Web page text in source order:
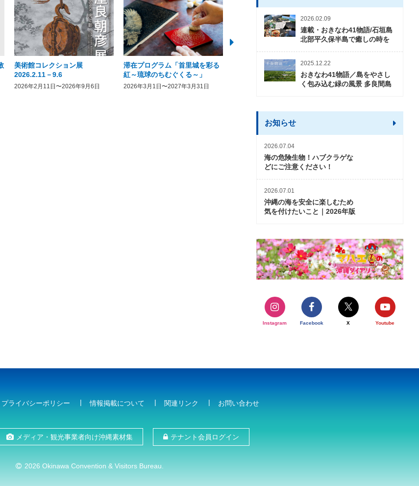
美術館コレクション展
2026.2.11－9.6
2026年2月11日〜2026年9月6日
滞在プログラム「首里城を彩る
紅～琉球のちむぐくる～」
2026年3月1日〜2027年3月31日
2026年度 かりゆしビーチ営業
期間および営業時間のお知らせ
2026年3月5日〜2026年10月31日
開催について
2026年3月20日〜2026年11
2026.02.09
連載・おきなわ41物語/石垣島
北部平久保半島で癒しの時を
2025.12.22
おきなわ41物語／島をやさし
く包み込む緑の風景 多良間島
お知らせ
2026.07.04
海の危険生物！ハブクラゲな
どにご注意ください！
2026.07.01
沖縄の海を安全に楽しむため
気を付けたいこと｜2026年版
Instagram Facebook X Youtube
プライバシーポリシー 情報掲載について 関連リンク お問い合わせ
メディア・観光事業者向け沖縄素材集 テナント会員ログイン
2026 Okinawa Convention & Visitors Bureau.